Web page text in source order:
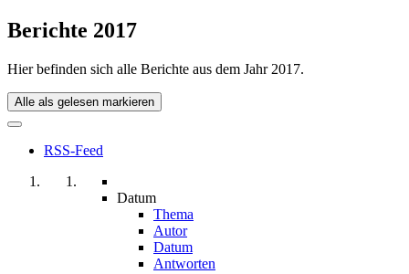
Berichte 2017
Hier befinden sich alle Berichte aus dem Jahr 2017.
Alle als gelesen markieren
RSS-Feed
Datum
Thema
Autor
Datum
Antworten